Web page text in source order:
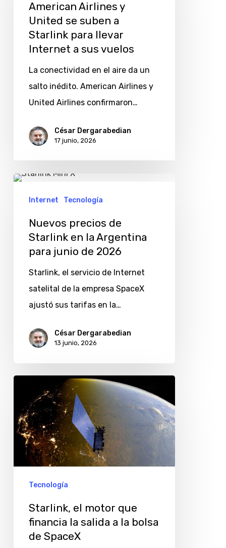
United
suben
Internet
vuelos
American Airlines y
United se suben a
Starlink para llevar
Internet a sus vuelos
La conectividad en el aire da un
salto inédito. American Airlines y
United Airlines confirmaron…
César Dergarabedian
17 junio, 2026
Nuevos
precios
Starlink
Argentina
para
junio
2026
Internet Tecnología
Nuevos precios de
Starlink en la Argentina
para junio de 2026
Starlink, el servicio de Internet
satelital de la empresa SpaceX
ajustó sus tarifas en la…
César Dergarabedian
13 junio, 2026
motor
que
financia
salida
bolsa
Tecnología
Starlink, el motor que
financia la salida a la bolsa
de SpaceX